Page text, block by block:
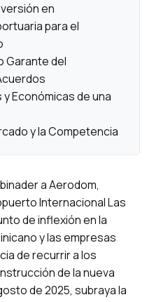
en
para el
Garante del
Económicas de una
y la Competencia
a Aerodom,
Internacional Las
de inflexión en la
y las empresas
de recurrir a los
de la nueva
de 2025, subraya la